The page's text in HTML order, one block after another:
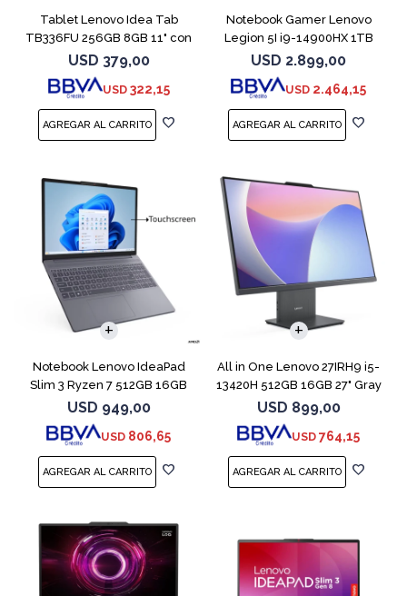
Tablet Lenovo Idea Tab
TB336FU 256GB 8GB 11" con
Pen + Funda
USD 379,00
USD 322,15
Notebook Gamer Lenovo
Legion 5I i9-14900HX 1TB
16GB RTX5070
USD 2.899,00
USD 2.464,15
Notebook Lenovo IdeaPad
Slim 3 Ryzen 7 512GB 16GB
15.3 Touch
USD 949,00
USD 806,65
All in One Lenovo 27IRH9 i5-
13420H 512GB 16GB 27" Gray
USD 899,00
USD 764,15